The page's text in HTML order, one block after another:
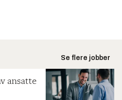
Se flere jobber
ansatte